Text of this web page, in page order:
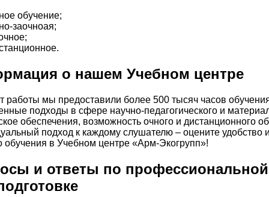
обучение;
заочноая;
о нашем Учебном центре
работы мы предоставили более 500 тысяч часов
подходы в сфере научно-педагогического и
обеспечения, возможность очного и дистанционного
подход к каждому слушателю – оцените удобство
обучения в Учебном центре «Арм-Экогрупп»!
и ответы по профессиональной